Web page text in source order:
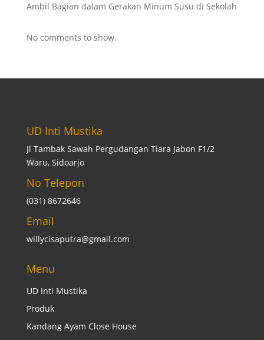
Ambil Bagian dalam Gerakan Minum Susu di Sekolah
No comments to show.
UD Inti Mustika
Jl Tambak Sawah Pergudangan Tiara Jabon F1/2
Waru, Sidoarjo
No Telepon
(031) 8672646
Email
willycisaputra@gmail.com
Menu
UD Inti Mustika
Produk
Kandang Ayam Close House